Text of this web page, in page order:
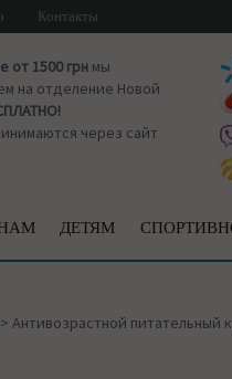
Контакты
от 1500 грнмы
на отделение Новой
через сайт
ДЕТЯМ
> Антивозрастной питательный